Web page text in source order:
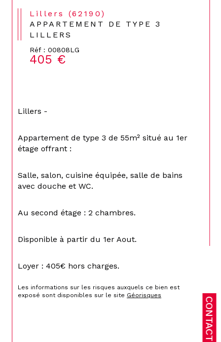
CONTACT
Lillers (62190)
APPARTEMENT DE TYPE 3
LILLERS
Réf : 00808LG
405 €
Lillers -
Appartement de type 3 de 55m² situé au 1er
étage offrant :
Salle, salon, cuisine équipée, salle de bains
avec douche et WC.
Au second étage : 2 chambres.
Disponible à partir du 1er Aout.
Loyer : 405€ hors charges.
Les informations sur les risques auxquels ce bien est
exposé sont disponibles sur le site Géorisques